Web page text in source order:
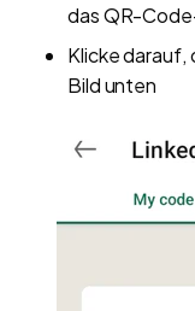
das QR-
Klicke darauf,
Bild unten